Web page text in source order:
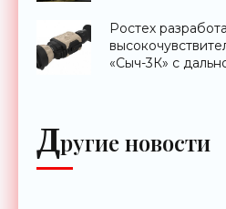
Ростех
«Сыч-3К» с
Другие новости